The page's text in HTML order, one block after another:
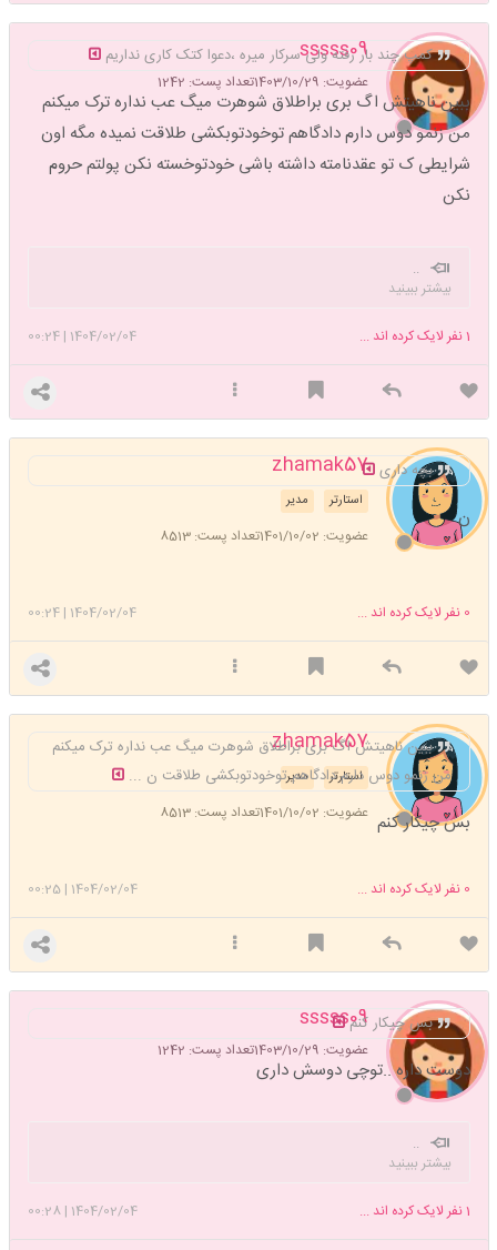
sssss09
عضویت: 1403/10/29 تعداد پست: 1242
کمپ چند بار رفته ولی سرکار میره ،دعوا کتک کاری نداریم
ببین ناهیتش اگ بری براطلاق شوهرت میگ عب نداره ترک میکنم
من زنمو دوس دارم دادگاهم توخودتوبکشی طلاقت نمیده مگه اون
شرایطی ک تو عقدنامته داشته باشی خودتوخسته نکن پولتم حروم
نکن
..
بیشتر ببینید
1404/02/04
|
00:24 1نفر لایک کرده اند ...
zhamak57
مدیر استارتر
عضویت: 1401/10/02 تعداد پست: 8513
بچه داری
ن
1404/02/04
|
00:24 0 نفر لایک کرده اند ...
zhamak57
مدیر استارتر
عضویت: 1401/10/02 تعداد پست: 8513
ببین ناهیتش اگ بری براطلاق شوهرت میگ عب نداره ترک میکنم
من زنمو دوس دارم دادگاهم توخودتوبکشی طلاقت ن ...
بس چیکار کنم
1404/02/04
|
00:25 0 نفر لایک کرده اند ...
sssss09
عضویت: 1403/10/29 تعداد پست: 1242
بس چیکار کنم
دوست داره ..توچی دوسش داری
..
بیشتر ببینید
1404/02/04
|
00:28 1نفر لایک کرده اند ...